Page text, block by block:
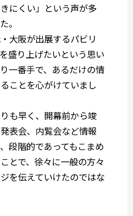
にくい」という声が多
。
大阪が出展するパビリ
盛り上げたいという思い
一番手で、あるだけの情
ことを心がけていまし
も早く、開幕前から竣
表会、内覧会など情報
段階的であってもこまめ
とで、徐々に一般の方々
を伝えていけたのではな